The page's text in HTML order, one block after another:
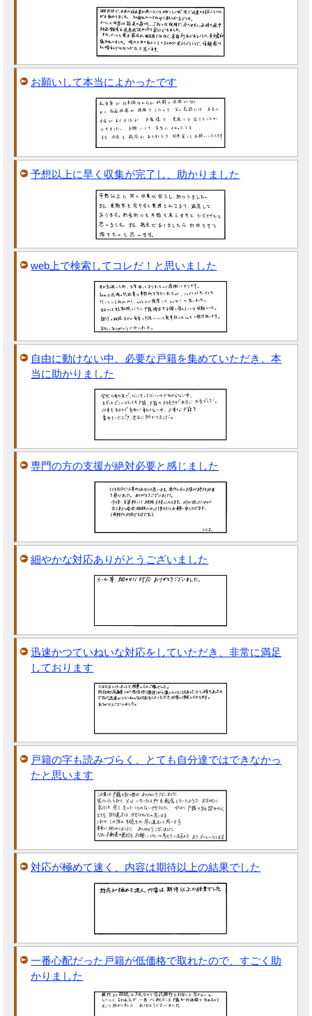
お願いして本当によかったです
予想以上に早く収集が完了し、助かりました
web上で検索してコレだ！と思いました
自由に動けない中、必要な戸籍を集めていただき、本
当に助かりました
専門の方の支援が絶対必要と感じました
細やかな対応ありがとうございました
迅速かつていねいな対応をしていただき、非常に満足
しております
戸籍の字も読みづらく、とても自分達ではできなかっ
たと思います
対応が極めて速く、内容は期待以上の結果でした
一番心配だった戸籍が低価格で取れたので、すごく助
かりました